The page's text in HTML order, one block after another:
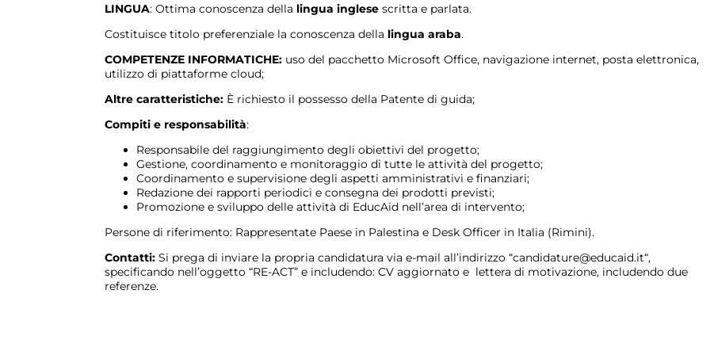
LINGUA: Ottima conoscenza della lingua inglese scritta e parlata.
Costituisce titolo preferenziale la conoscenza della lingua araba.
COMPETENZE INFORMATICHE: uso del pacchetto Microsoft Office, navigazione internet, posta elettronica,
utilizzo di piattaforme cloud;
Altre caratteristiche: È richiesto il possesso della Patente di guida;
Compiti e responsabilità:
Responsabile del raggiungimento degli obiettivi del progetto;
Gestione, coordinamento e monitoraggio di tutte le attività del progetto;
Coordinamento e supervisione degli aspetti amministrativi e finanziari;
Redazione dei rapporti periodici e consegna dei prodotti previsti;
Promozione e sviluppo delle attività di EducAid nell’area di intervento;
Persone di riferimento: Rappresentate Paese in Palestina e Desk Officer in Italia (Rimini).
Contatti: Si prega di inviare la propria candidatura via e-mail all’indirizzo “candidature@educaid.it“,
specificando nell’oggetto “RE-ACT” e includendo: CV aggiornato e lettera di motivazione, includendo due
referenze.